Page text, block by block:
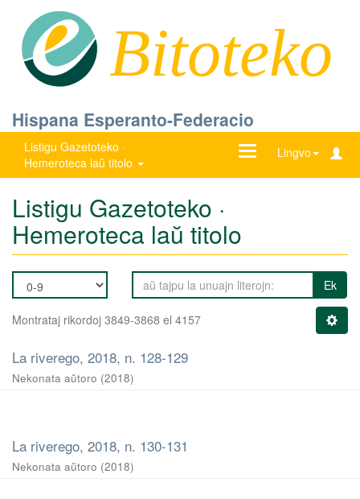
Bitoteko
Hispana Esperanto-Federacio
Listigu Gazetoteko ·
Hemeroteca laŭ titolo
Lingvo
Ŝanĝu
Listigu Gazetoteko ·
Hemeroteca laŭ titolo
Ek
Montrataj rikordoj 3849-3868 el 4157
La riverego, 2018, n. 128-129
Nekonata aŭtoro (2018)
La riverego, 2018, n. 130-131
Nekonata aŭtoro (2018)